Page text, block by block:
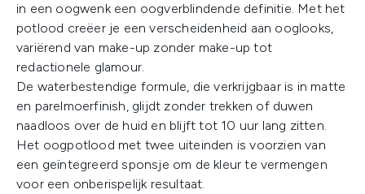
in een oogwenk een oogverblindende definitie. Met het
potlood creëer je een verscheidenheid aan ooglooks,
variërend van make-up zonder make-up tot
redactionele glamour.
De waterbestendige formule, die verkrijgbaar is in matte
en parelmoerfinish, glijdt zonder trekken of duwen
naadloos over de huid en blijft tot 10 uur lang zitten.
Het oogpotlood met twee uiteinden is voorzien van
een geïntegreerd sponsje om de kleur te vermengen
voor een onberispelijk resultaat.